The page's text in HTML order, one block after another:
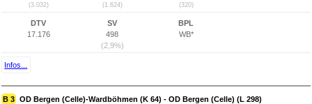
(3.032) (1.624) (320)
DTV
17.176
SV
498
(2,9%)
BPL
WB*
Infos...
B 3 OD Bergen (Celle)-Wardböhmen (K 64) - OD Bergen (Celle) (L 298)